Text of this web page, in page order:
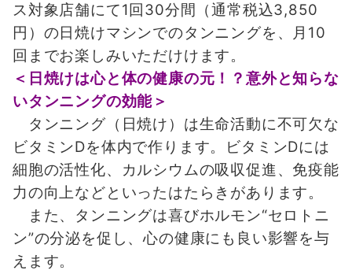
ス対象店舗にて1回30分間（通常税込3,850
円）の日焼けマシンでのタンニングを、月10
回までお楽しみいただけけます。
＜日焼けは心と体の健康の元！？意外と知らな
いタンニングの効能＞
タンニング（日焼け）は生命活動に不可欠な
ビタミンDを体内で作ります。ビタミンDには
細胞の活性化、カルシウムの吸収促進、免疫能
力の向上などといったはたらきがあります。
また、タンニングは喜びホルモン“セロトニ
ン”の分泌を促し、心の健康にも良い影響を与
えます。